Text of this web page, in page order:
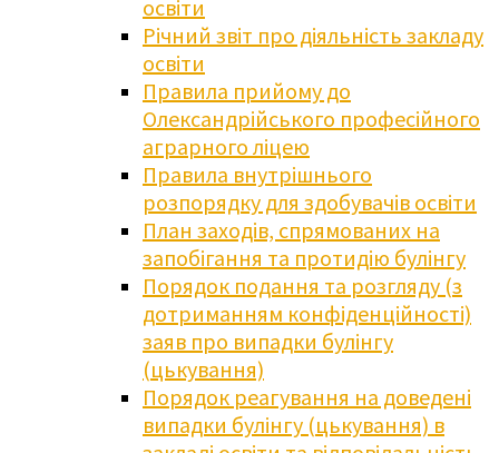
освіти
Річний звіт про діяльність закладу
освіти
Правила прийому до
Олександрійського професійного
аграрного ліцею
Правила внутрішнього
розпорядку для здобувачів освіти
План заходів, спрямованих на
запобігання та протидію булінгу
Порядок подання та розгляду (з
дотриманням конфіденційності)
заяв про випадки булінгу
(цькування)
Порядок реагування на доведені
випадки булінгу (цькування) в